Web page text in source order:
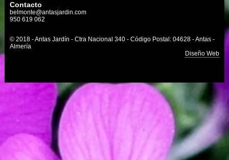
Contacto
belmonte@antasjardin.com
950 619 062
© 2018 - Antas Jardín - Ctra Nacional 340 - Código Postal: 04628 - Antas -
Almería
Diseño Web